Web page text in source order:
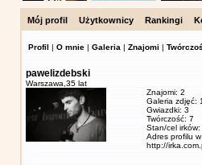
Mój profil Użytkownicy Rankingi
Profil | O mnie | Galeria | Znajomi |
pawelizdebski
Warszawa, 35 lat
Znajomi: 2
Galeria zdjęć: 1
Gwiazdki: 3
Twórczość: 7
Stan/cel
Adres profilu
http://